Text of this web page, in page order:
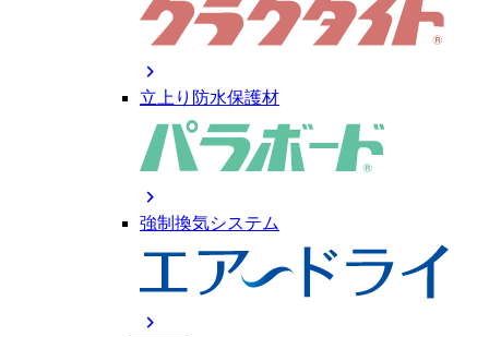
chevron_right
立上り防水保護材
chevron_right
強制換気システム
chevron_right